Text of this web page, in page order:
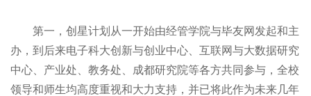
第一，创星计划从一开始由经管学院与毕友网发起和主
办，到后来电子科大创新与创业中心、互联网与大数据研究
中心、产业处、教务处、成都研究院等各方共同参与，全校
领导和师生均高度重视和大力支持，并已将此作为未来几年